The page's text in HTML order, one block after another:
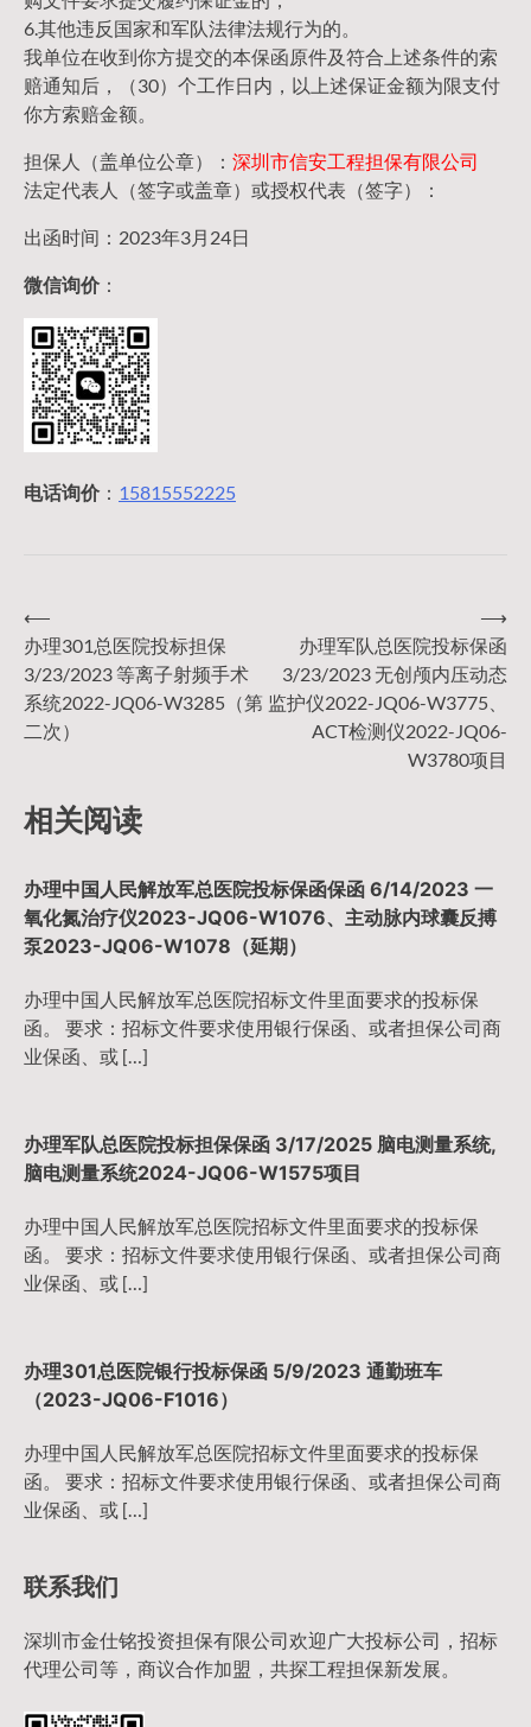
6.其他违反国家和军队法律法规行为的。
我单位在收到你方提交的本保函原件及符合上述条件的索
赔通知后，（30）个工作日内，以上述保证金额为限支付
你方索赔金额。
担保人（盖单位公章）： 深圳市信安工程担保有限公司
法定代表人（签字或盖章）或授权代表（签字）：
出函时间：2023年3月24日
微信询价：
电话询价： 15815552225
文
章
航
⟵
办理301总医院投标担保
3/23/2023 等离子射频手术
系统2022-JQ06-W3285（第
二次）
办理军队总医院投标保函
3/23/2023 无创颅内压动态
监护仪2022-JQ06-W3775、
ACT检测仪2022-JQ06-
W3780项目
⟶
相关阅读
办理中国人民解放军总医院投标保函保函 6/14/2023 一
氧化氮治疗仪2023-JQ06-W1076、主动脉内球囊反搏
泵2023-JQ06-W1078（延期）
办理中国人民解放军总医院招标文件里面要求的投标保
函。 要求：招标文件要求使用银行保函、或者担保公司商
业保函、或 […]
办理军队总医院投标担保保函 3/17/2025 脑电测量系统,
脑电测量系统2024-JQ06-W1575项目
办理中国人民解放军总医院招标文件里面要求的投标保
函。 要求：招标文件要求使用银行保函、或者担保公司商
业保函、或 […]
办理301总医院银行投标保函 5/9/2023 通勤班车
（2023-JQ06-F1016）
办理中国人民解放军总医院招标文件里面要求的投标保
函。 要求：招标文件要求使用银行保函、或者担保公司商
业保函、或 […]
联系我们
深圳市金仕铭投资担保有限公司欢迎广大投标公司，招标
代理公司等，商议合作加盟，共探工程担保新发展。